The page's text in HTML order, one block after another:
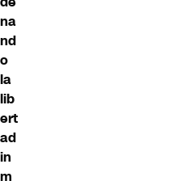
na
nd
o
la
lib
ert
ad
in
m